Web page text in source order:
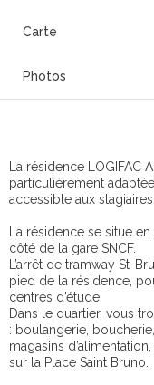
Carte
Photos
La résidence LOGIFAC
particulièrement
accessible aux
La résidence se situe
côté de la gare SNCF.
L’arrêt de tramway St-
pied de la résidence,
centres d’étude.
Dans le quartier, vous
: boulangerie,
magasins
sur la Place Saint Bruno.